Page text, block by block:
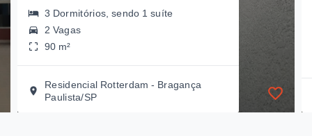
3 Dormitórios, sendo 1 suíte
2 Vagas
90 m²
Residencial Rotterdam - Bragança
Paulista/SP